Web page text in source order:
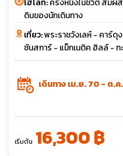
ไฮไลท์:ครั้งหนึ่งในชีวิต สัมผั
ดินของนักเดินทาง
เที่ยว:พระราชวังเลห์ - คาร์
ซันสการ์ - แม็กเนติค ฮิลล์ -
เดินทาง เม.ย. 70 - ต.
เริ่มต้น 16,300 ฿